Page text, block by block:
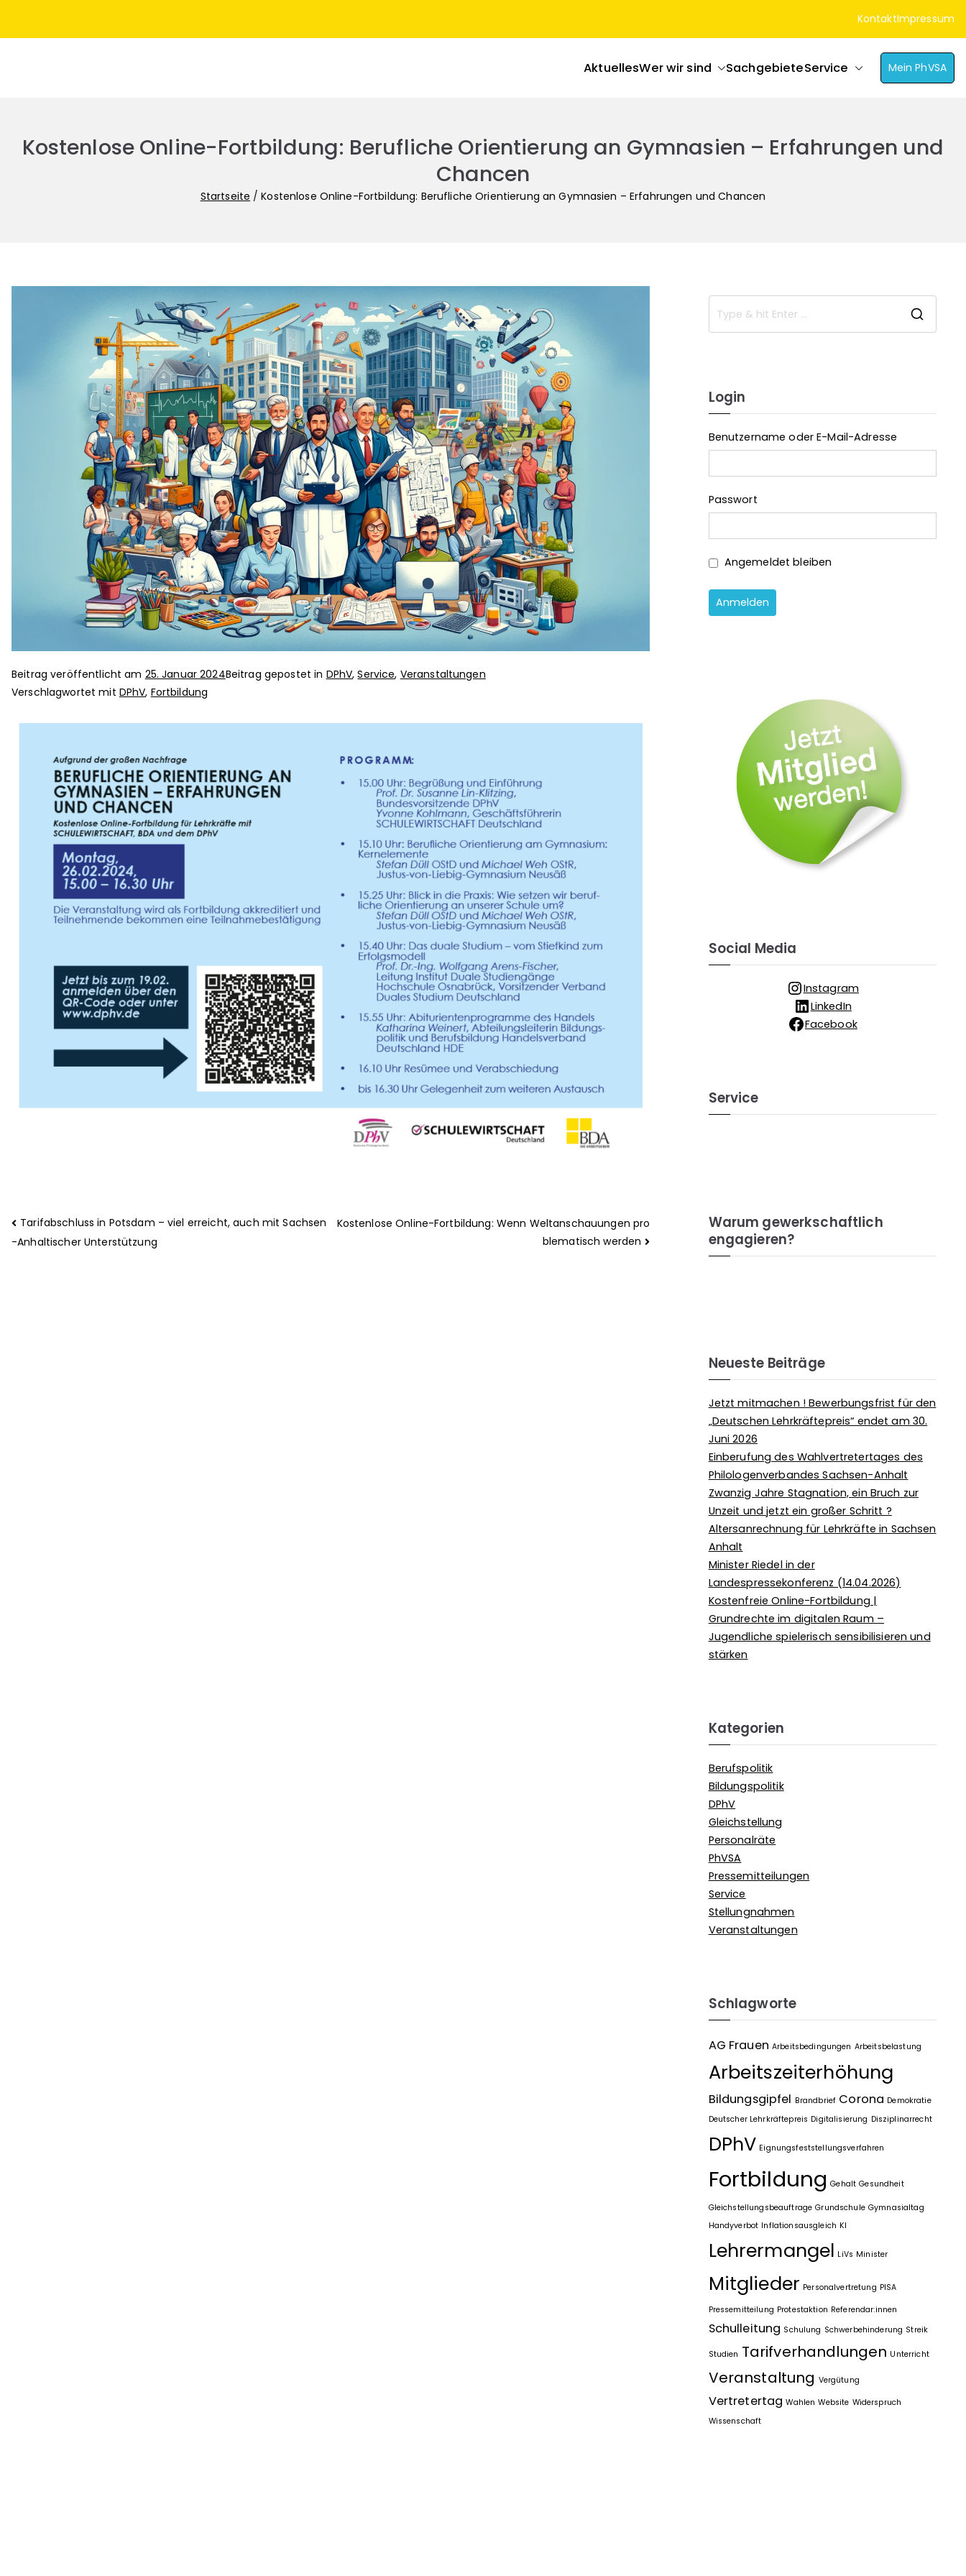
KontaktImpressum
AktuellesWer wir sind SachgebieteService Mein PhVSA
Kostenlose Online-Fortbildung: Berufliche Orientierung an Gymnasien – Erfahrungen und
Chancen
Startseite Kostenlose Online-Fortbildung: Berufliche Orientierung an Gymnasien – Erfahrungen und Chancen
Beitrag veröffentlicht am 25. Januar 2024Beitrag gepostet in DPhV,Service, Veranstaltungen
Verschlagwortet mit DPhV, Fortbildung
Tarifabschluss in Potsdam – viel erreicht, auch mit Sachsen
-Anhaltischer Unterstützung
Kostenlose Online-Fortbildung: Wenn Weltanschauungen pro
blematisch werden
Login
Benutzername oder E-Mail-Adresse
Passwort
Angemeldet bleiben
Social Media
Instagram
LinkedIn
Facebook
Service
Warum gewerkschaftlich
engagieren?
Neueste Beiträge
Jetzt mitmachen ! Bewerbungsfrist für den
„Deutschen Lehrkräftepreis“ endet am 30.
Juni 2026
Einberufung des Wahlvertretertages des
Philologenverbandes Sachsen-Anhalt
Zwanzig Jahre Stagnation, ein Bruch zur
Unzeit und jetzt ein großer Schritt ?
Altersanrechnung für Lehrkräfte in Sachsen
Anhalt
Minister Riedel in der
Landespressekonferenz (14.04.2026)
Kostenfreie Online-Fortbildung |
Grundrechte im digitalen Raum –
Jugendliche spielerisch sensibilisieren und
stärken
Kategorien
Berufspolitik
Bildungspolitik
DPhV
Gleichstellung
Personalräte
PhVSA
Pressemitteilungen
Service
Stellungnahmen
Veranstaltungen
Schlagworte
AG Frauen Arbeitsbedingungen Arbeitsbelastung
Arbeitszeiterhöhung
Bildungsgipfel Brandbrief Corona Demokratie
Deutscher Lehrkräftepreis Digitalisierung Disziplinarrecht
DPhV Eignungsfeststellungsverfahren
Fortbildung Gehalt Gesundheit
Gleichstellungsbeauftrage Grundschule Gymnasialtag
Handyverbot Inflationsausgleich KI
Lehrermangel LiVs Minister
Mitglieder Personalvertretung PISA
Pressemitteilung Protestaktion Referendar:innen
Schulleitung Schulung Schwerbehinderung Streik
Studien Tarifverhandlungen Unterricht
Veranstaltung Vergütung
Vertretertag Wahlen Website Widerspruch
Wissenschaft